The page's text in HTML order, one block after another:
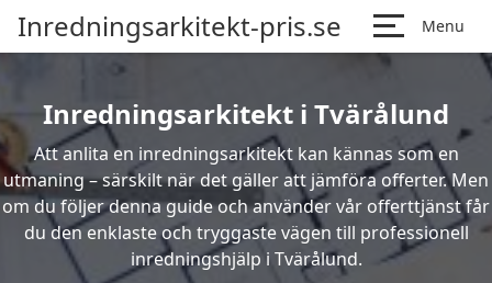
Inredningsarkitekt-pris.se Menu
Inredningsarkitekt i Tvärålund
Att anlita en inredningsarkitekt kan kännas som en
utmaning – särskilt när det gäller att jämföra offerter. Men
om du följer denna guide och använder vår offerttjänst får
du den enklaste och tryggaste vägen till professionell
inredningshjälp i Tvärålund.